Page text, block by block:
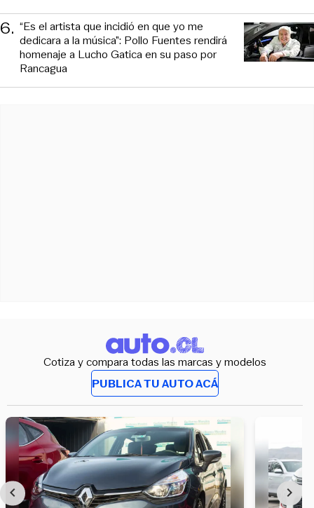
6. “Es el artista que incidió en que yo me
dedicara a la música”: Pollo Fuentes rendirá
homenaje a Lucho Gatica en su paso por
Rancagua
Cotiza y compara todas las marcas y modelos
PUBLICA TU AUTO ACÁ